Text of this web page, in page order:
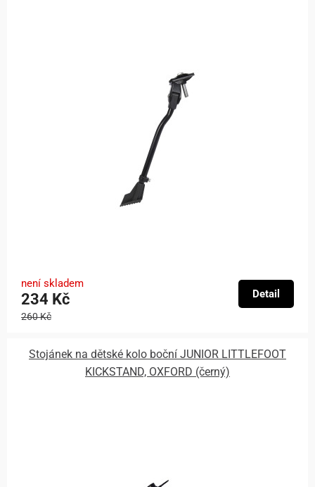
není skladem
234 Kč
260 Kč
Detail
Stojánek na dětské kolo boční JUNIOR LITTLEFOOT
KICKSTAND, OXFORD (černý)